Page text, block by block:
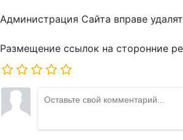
Администрация Сайта вправе
Размещение ссылок на сторонние